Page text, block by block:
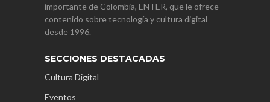
importante de Colombia, ENTER, que le ofrece
contenido sobre tecnología y cultura digital
desde 1996.
SECCIONES DESTACADAS
Cultura Digital
Eventos